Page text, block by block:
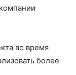
во время
более